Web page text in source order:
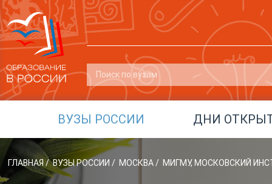
ВУЗЫ РОССИИ ДНИ
ГЛАВНАЯ / ВУЗЫ РОССИИ / МОСКВА/ МИГМУ, МОСКОВСКИЙ